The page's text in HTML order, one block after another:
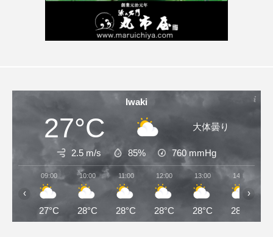
Iwaki
27°C 大体曇り
2.5 m/s 85% 760 mmHg
09:00
27°C
10:00
28°C
11:00
28°C
12:00
28°C
13:00
28°C
14:00
28°C
‹ ›